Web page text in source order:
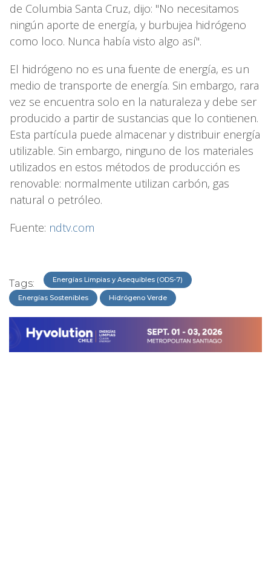
de Columbia Santa Cruz, dijo: "No necesitamos
ningún aporte de energía, y burbujea hidrógeno
como loco. Nunca había visto algo así".
El hidrógeno no es una fuente de energía, es un
medio de transporte de energía. Sin embargo, rara
vez se encuentra solo en la naturaleza y debe ser
producido a partir de sustancias que lo contienen.
Esta partícula puede almacenar y distribuir energía
utilizable. Sin embargo, ninguno de los materiales
utilizados en estos métodos de producción es
renovable: normalmente utilizan carbón, gas
natural o petróleo.
Fuente: ndtv.com
Tags: Energías Limpias y Asequibles (ODS-7)
Energías Sostenibles Hidrógeno Verde